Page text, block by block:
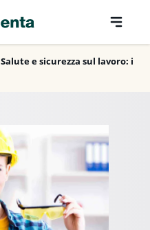
Salute e sicurezza sul lavoro: i